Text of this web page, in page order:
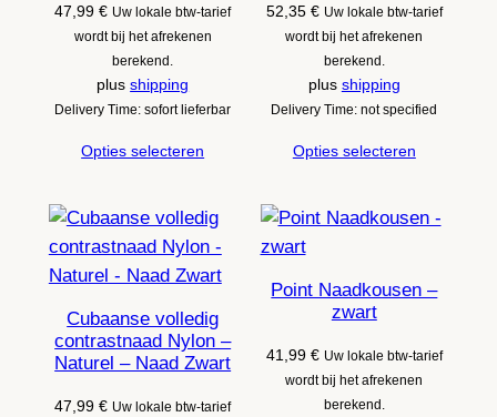
47,99€ Uw lokale btw-tarief
wordt bij het afrekenen
berekend.
plusshipping
Delivery Time: sofort lieferbar
Opties selecteren
52,35 € Uw lokale btw-tarief
wordt bij het afrekenen
berekend.
plus shipping
Delivery Time: not specified
Opties selecteren
Cubaanse volledig
contrastnaad Nylon –
Naturel – Naad Zwart
47,99€ Uw lokale btw-tarief
Point Naadkousen –
zwart
41,99 € Uw lokale btw-tarief
wordt bij het afrekenen
berekend.